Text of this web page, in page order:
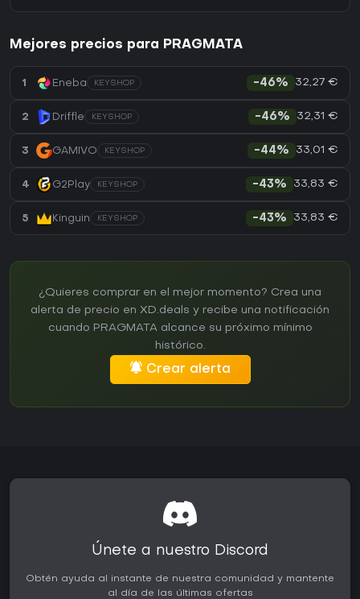
Mejores precios para PRAGMATA
1 Eneba KEYSHOP -46% 32,27 €
2 Driffle KEYSHOP -46% 32,31 €
3 GAMIVO KEYSHOP -44% 33,01 €
4 G2Play KEYSHOP -43% 33,83 €
5 Kinguin KEYSHOP -43% 33,83 €
¿Quieres comprar en el mejor momento? Crea una
alerta de precio en XD.deals y recibe una notificación
cuando PRAGMATA alcance su próximo mínimo
histórico.
Crear alerta
Únete a nuestro Discord
Obtén ayuda al instante de nuestra comunidad y mantente
al día de las últimas ofertas